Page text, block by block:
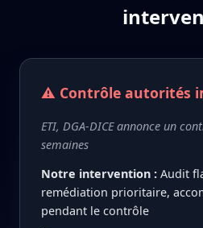
⚠️ Contrôle autorités
ETI, DGA-DICE annonce un
semaines
Notre intervention :Audit
remédiation prioritaire,
pendant le contrôle